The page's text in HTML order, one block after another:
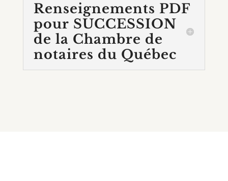
Renseignements PDF
pour SUCCESSION
de la Chambre de
notaires du Québec